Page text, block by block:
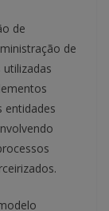
de
de
entidades